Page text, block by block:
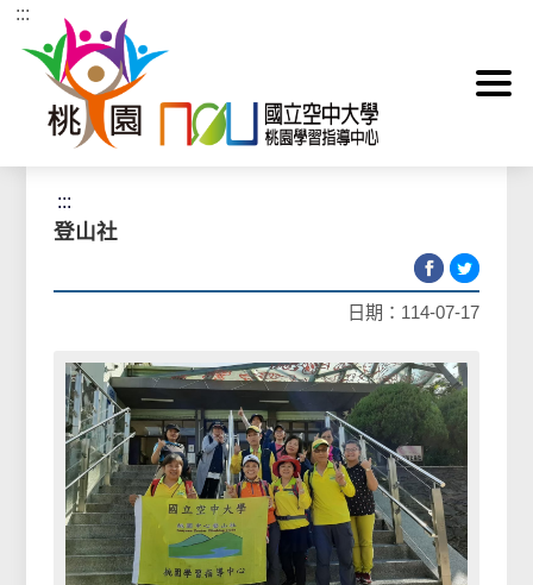
跳到主要內容區塊
:::
首頁 > 學生社團 登山社
:::
登山社
日期：114-07-17